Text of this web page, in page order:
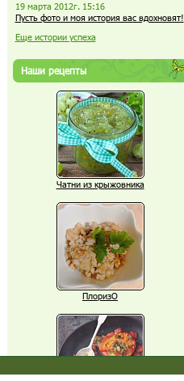
19 марта 2012г. 15:16
Пусть фото и моя история вас вдохновят!
Еще истории успеха
Наши рецепты
Чатни из крыжовника
ПлоризО